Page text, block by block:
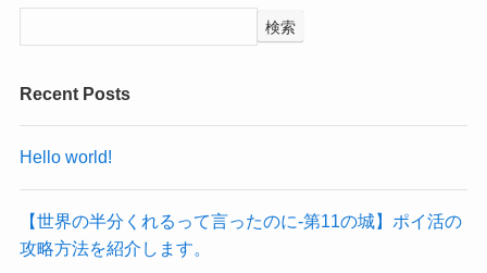
検索
Recent Posts
Hello world!
【世界の半分くれるって言ったのに‐第11の城】ポイ活の
攻略方法を紹介します。